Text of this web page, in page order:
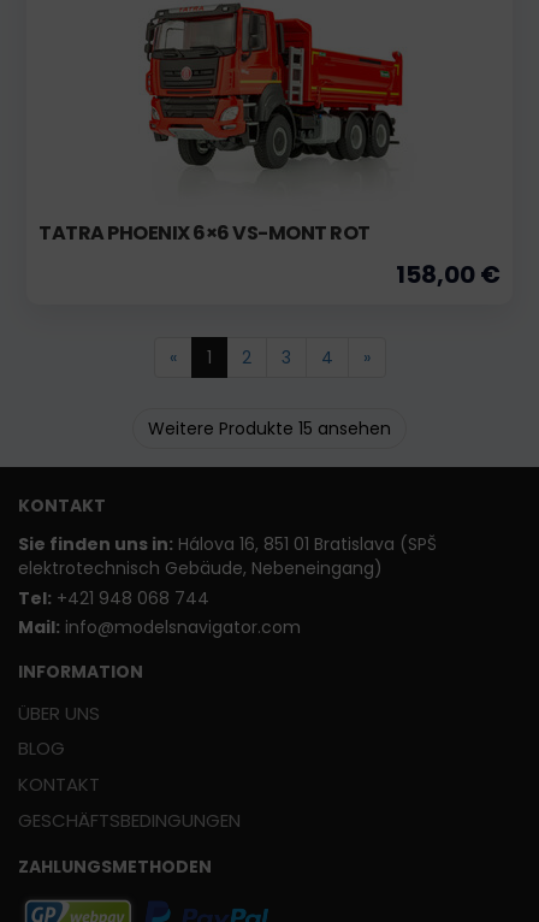
TATRA PHOENIX 6×6 VS-MONT ROT
158,00 €
« 1 2 3 4 »
Weitere Produkte 15 ansehen
KONTAKT
Sie finden uns in: Hálova 16, 851 01 Bratislava (SPŠ
elektrotechnisch Gebäude, Nebeneingang)
Tel: +421 948 068 744
Mail: info@modelsnavigator.com
INFORMATION
ÜBER UNS
BLOG
KONTAKT
GESCHÄFTSBEDINGUNGEN
ZAHLUNGSMETHODEN